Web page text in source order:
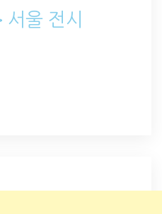
서울 전시